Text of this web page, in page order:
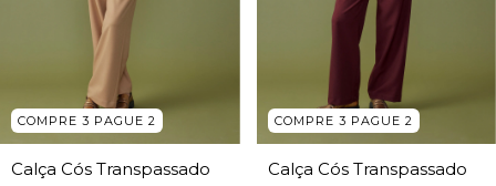
COMPRE 3 PAGUE 2
Calça Cós Transpassado
COMPRE 3 PAGUE 2
Calça Cós Transpassado